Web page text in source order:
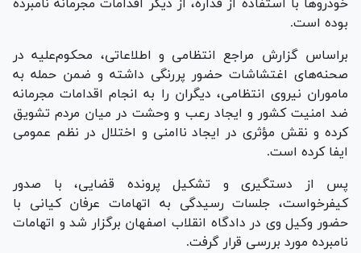
خودرو‌ها با استفاده از قداره، از دیگر اقدامات مجرمانه نامبرده
بوده است.
براساس گزارش مراجع انتظامی و اطلاعاتی، محکوم‌علیه در
صحنه‌های اغتشاشات حضور پررنگی داشته و ضمن حمله به
ماموران نیروی انتظامی، دیگران را به انجام اقدامات مجرمانه
ضد امنیت کشور و ایجاد رعب و وحشت در میان مردم تشویق
کرده و نقش مؤثری در ایجاد ناامنی و اختلال در نظم عمومی
ایفا کرده است.
پس از دستگیری و تشکیل پرونده قضایی، با صدور
کیفرخواست، جلسات رسیدگی به اتهامات عرفان کیانی با
حضور وکیل وی در دادگاه انقلاب اصفهان برگزار شد و اتهامات
نامبرده مورد بررسی قرار گرفت.